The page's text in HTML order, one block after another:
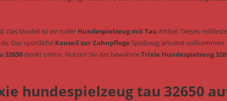
Das Modell ist ein toller Hundespielzeug mit Tau Artikel. Dieses reißfeste
Das sportliche Kauseil zur Zahnpflege Spielzeug arbeitet vollkommen
32650direkt online. Nutzen Sie das bewährteTrixie Hundespielzeug
hundespielzeug tau 32650